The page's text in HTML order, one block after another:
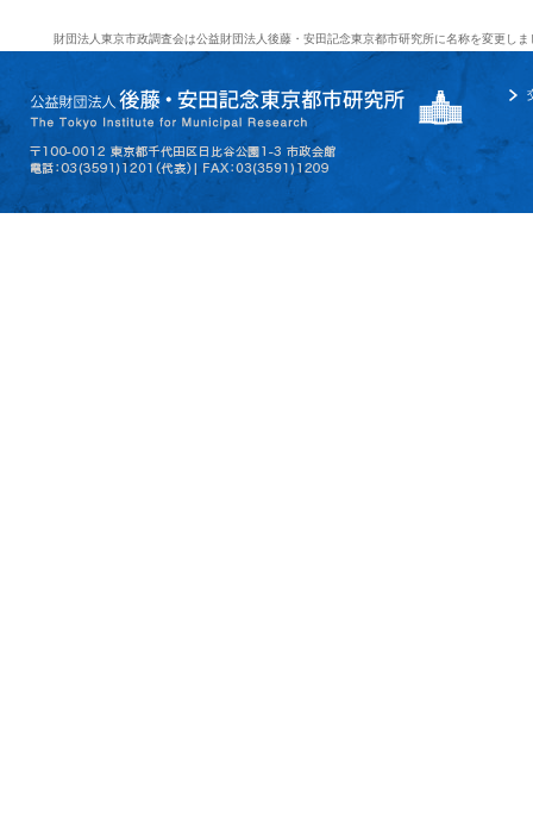
財団法人東京市政調査会は公益財団法人後藤・安田記念東京都市研究所に名称を変更しま